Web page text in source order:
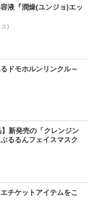
液『潤燥(ユンジョ)エッ
ドモホルンリンクル～
】新発売の「クレンジン
るるんフェイスマスク
チケットアイテムをこ